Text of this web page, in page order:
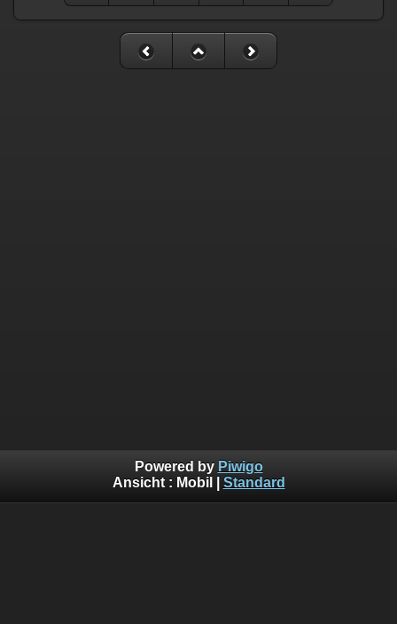
Powered by Piwigo
Ansicht : Mobil Standard